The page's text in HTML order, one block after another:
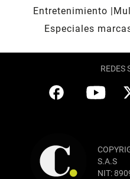
Entretenimiento
Especiales
REDES
S.A.S
NIT: